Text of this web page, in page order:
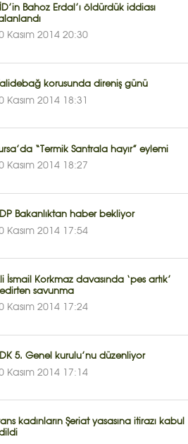
Bahoz Erdal’ı öldürdük iddiası
Kasım 2014 20:30
korusunda direniş günü
Kasım 2014 18:31
“Termik Santrala hayır” eylemi
Kasım 2014 18:27
Bakanlıktan haber bekliyor
Kasım 2014 17:54
İsmail Korkmaz davasında ‘pes artık’
savunma
Kasım 2014 17:24
5. Genel kurulu’nu düzenliyor
Kasım 2014 17:14
kadınların Şeriat yasasına itirazı kabul